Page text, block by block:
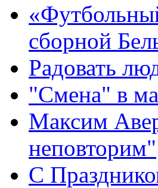
сборной
Радовать
"Смена" в
Максим
неповторим"
С